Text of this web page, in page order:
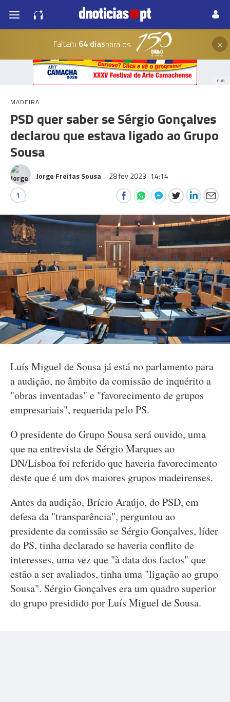
Faltam 64 diaspara os ×
PUB
MADEIRA
PSD quer saber se Sérgio Gonçalves
declarou que estava ligado ao Grupo
Sousa
Jorge Freitas Sousa 28 fev 2023 14:14
1
Luís Miguel de Sousa já está no parlamento para
a audição, no âmbito da comissão de inquérito a
"obras inventadas" e "favorecimento de grupos
empresariais", requerida pelo PS.
O presidente do Grupo Sousa será ouvido, uma
que na entrevista de Sérgio Marques ao
DN/Lisboa foi referido que haveria favorecimento
deste que é um dos maiores grupos madeirenses.
Antes da audição, Brício Araújo, do PSD, em
defesa da "transparência", perguntou ao
presidente da comissão se Sérgio Gonçalves, líder
do PS, tinha declarado se haveria conflito de
interesses, uma vez que "à data dos factos" que
estão a ser avaliados, tinha uma "ligação ao grupo
Sousa". Sérgio Gonçalves era um quadro superior
do grupo presidido por Luís Miguel de Sousa.